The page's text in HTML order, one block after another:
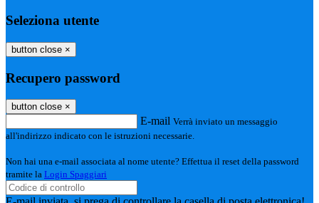
Seleziona utente
button close ×
Recupero password
button close ×
E-mail Verrà inviato un messaggio
all'indirizzo indicato con le istruzioni necessarie.
Non hai una e-mail associata al nome utente? Effettua il reset della password
tramite la Login Spaggiari